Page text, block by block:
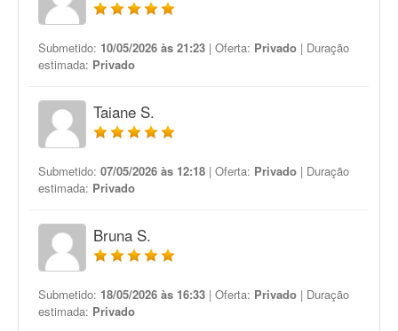
Submetido: 10/05/2026 às 21:23 | Oferta: Privado | Duração
estimada: Privado
Taiane S.
Submetido: 07/05/2026 às 12:18 | Oferta: Privado | Duração
estimada: Privado
Bruna S.
Submetido: 18/05/2026 às 16:33 | Oferta: Privado | Duração
estimada: Privado